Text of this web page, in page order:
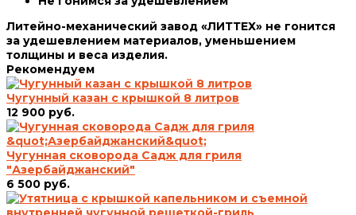
Литейно-механический завод «ЛИТТЕХ» не гонится
за удешевлением материалов, уменьшением
толщины и веса изделия.
Рекомендуем
Чугунный казан с крышкой 8 литров
12 900 руб.
Чугунная сковорода Садж для гриля
"Азербайджанский"
6 500 руб.